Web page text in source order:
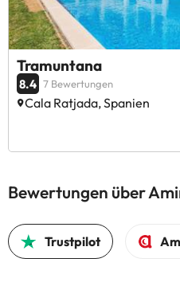
Tramuntana
8.4 7 Bewertungen
Cala Ratjada, Spanien
Bewertungen über
Trustpilot